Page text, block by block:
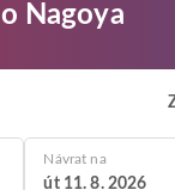
Nagoya
Návrat na
út 11. 8. 2026